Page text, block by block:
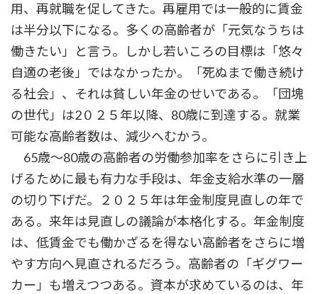
用、再就職を促してきた。再雇用では一般的に賃金
は半分以下になる。多くの高齢者が「元気なうちは
働きたい」と言う。しかし若いころの目標は「悠々
自適の老後」ではなかったか。「死ぬまで働き続け
る社会」、それは貧しい年金のせいである。「団塊
の世代」は2０２５年以降、80歳に到達する。就業
可能な高齢者数は、減少へむかう。
65歳～80歳の高齢者の労働参加率をさらに引き上
げるために最も有力な手段は、年金支給水準の一層
の切り下げだ。２０２５年は年金制度見直しの年で
ある。来年は見直しの議論が本格化する。年金制度
は、低賃金でも働かざるを得ない高齢者をさらに増
やす方向へ見直されるだろう。高齢者の「ギグワー
カー」も増えつつある。資本が求めているのは、年